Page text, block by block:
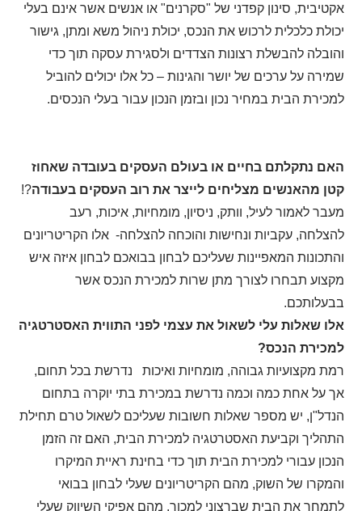
אקטיבית, סינון קפדני של "סקרנים" או אנשים אשר אינם בעלי
יכולת כלכלית לרכוש את הנכס, יכולת ניהול משא ומתן, גישור
והובלה להבשלת רצונות הצדדים ולסגירת עסקה תוך כדי
שמירה על ערכים של יושר והגינות – כל אלו יכולים להוביל
למכירת הבית במחיר נכון ובזמן הנכון עבור בעלי הנכסים.
האם נתקלתם בחיים או בעולם העסקים בעובדה שאחוז
קטן מהאנשים מצליחים לייצר את רוב העסקים בעבודה?!
מעבר לאמור לעיל, וותק, ניסיון, מומחיות, איכות, רעב
להצלחה, עקביות ונחישות והוכחה להצלחה- אלו הקריטריונים
והתכונות המאפיינות שעליכם לבחון בבואכם לבחון איזה איש
מקצוע תבחרו לצורך מתן שרות למכירת הנכס אשר
בבעלותכם.
אלו שאלות עלי לשאול את עצמי לפני התווית האסטרטגיה
למכירת הנכס?
רמת מקצועיות גבוהה, מומחיות ואיכות נדרשת בכל תחום,
אך על אחת כמה וכמה נדרשת במכירת בתי יוקרה בתחום
הנדל"ן, יש מספר שאלות חשובות שעליכם לשאול טרם תחילת
התהליך וקביעת האסטרטגיה למכירת הבית, האם זה הזמן
הנכון עבורי למכירת הבית תוך כדי בחינת ראיית המיקרו
והמקרו של השוק, מהם הקריטריונים שעלי לבחון בבואי
לתמחר את הבית שברצוני למכור, מהם אפיקי השיווק שעלי